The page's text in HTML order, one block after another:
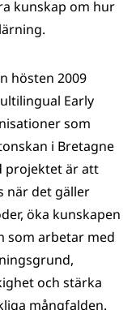
kunskap om hur
hösten 2009
Early
som
i Bretagne
projektet är att
när det gäller
öka kunskapen
som arbetar med
och stärka
mångfalden.